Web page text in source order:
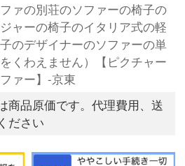
ァの別荘のソファーの椅子の
ャーの椅子のイタリア式の軽
のデザイナーのソファーの単
くわえません）【ピクチャー
ァー】-京東
商品原価です。代理費用、送
ださい